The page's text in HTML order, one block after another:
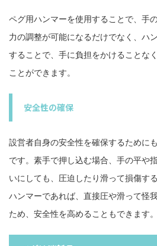
ペグ用ハンマーを使用することで、手
力の調整が可能になるだけでなく、ハ
することで、手に負担をかけることな
ことができます。
安全性の確保
設営者自身の安全性を確保するために
です。素手で押し込む場合、手の平や
いにしても、圧迫したり滑って損傷す
ハンマーであれば、直接圧や滑って怪
ため、安全性を高めることもできます。